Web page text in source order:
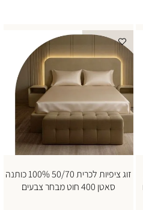
זוג ציפיות לכרית 50/70 100% כותנה
סאטן 400 חוט מבחר צבעים